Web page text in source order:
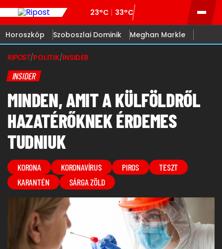
23°C 33°C
Horoszkóp Szoboszlai Dominik Meghan Markle
RIPOST/POLITIK/INSIDER
INSIDER
MINDEN, AMIT A KÜLFÖLDRŐL
HAZATÉRŐKNEK ÉRDEMES
TUDNIUK
KORONA KORONAVÍRUS PIROS
TESZT
KARANTÉN
SÁRGA ZÖLD